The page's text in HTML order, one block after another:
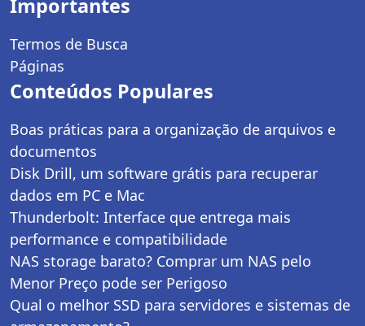
Importantes
Termos de Busca
Páginas
Conteúdos Populares
Boas práticas para a organização de arquivos e
documentos
Disk Drill, um software grátis para recuperar
dados em PC e Mac
Thunderbolt: Interface que entrega mais
performance e compatibilidade
NAS storage barato? Comprar um NAS pelo
Menor Preço pode ser Perigoso
Qual o melhor SSD para servidores e sistemas de